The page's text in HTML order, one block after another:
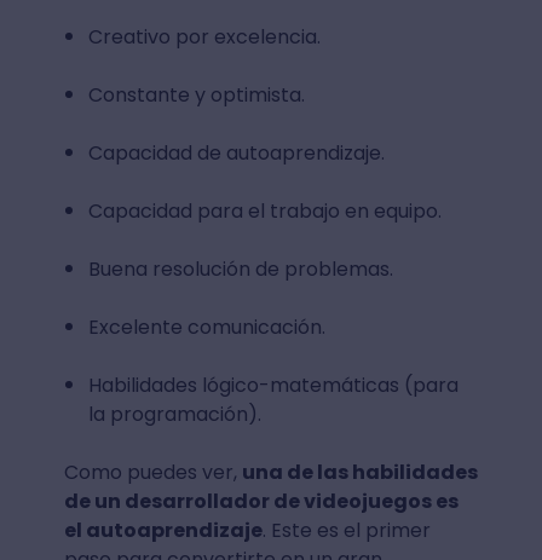
Creativo por excelencia.
Constante y optimista.
Capacidad de autoaprendizaje.
Capacidad para el trabajo en equipo.
Buena resolución de problemas.
Excelente comunicación.
Habilidades lógico-matemáticas (para
la programación).
Como puedes ver, una de las habilidades
de un desarrollador de videojuegos es
el autoaprendizaje. Este es el primer